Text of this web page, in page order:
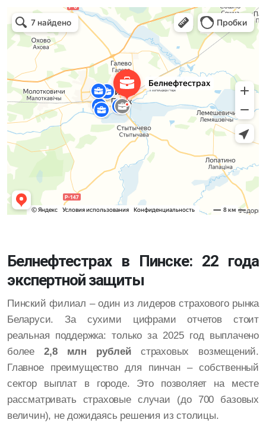
Белнефтестрах
Страховая компания в Пинске
Белнефтестрах в Пинске: 22 года
экспертной защиты
Пинский филиал – один из лидеров страхового рынка
Беларуси. За сухими цифрами отчетов стоит
реальная поддержка: только за 2025 год выплачено
более2,8 млн рублейстраховых возмещений.
Главное преимущество для пинчан – собственный
сектор выплат в городе. Это позволяет на месте
рассматривать страховые случаи (до 700 базовых
величин), не дожидаясь решения из столицы.